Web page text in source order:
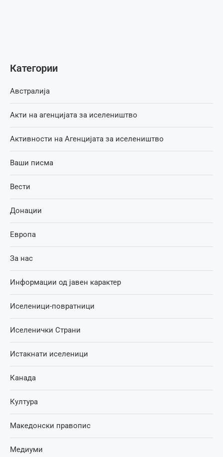
Категории
Австралија
Акти на агенцијата за иселеништво
Активности на Агенцијата за иселеништво
Ваши писма
Вести
Донации
Европа
За нас
Информации од јавен карактер
Иселеници-повратници
Иселенички Страни
Истакнати иселеници
Канада
Култура
Македонски правопис
Медиуми